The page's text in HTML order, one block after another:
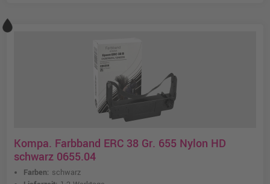
Kompa. Farbband ERC 38 Gr. 655 Nylon HD
schwarz 0655.04
Farben: schwarz